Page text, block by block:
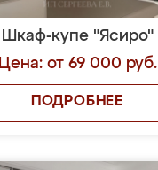
Шкаф-купе "Ясиро"
Цена: от 69 000 руб.
ПОДРОБНЕЕ